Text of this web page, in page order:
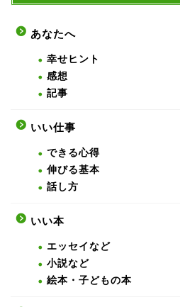
あなたへ
幸せヒント
感想
記事
いい仕事
できる心得
伸びる基本
話し方
いい本
エッセイなど
小説など
絵本・子どもの本